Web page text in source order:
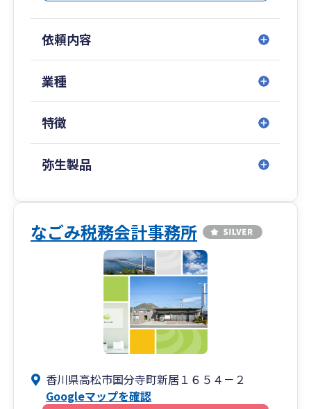
依頼内容
業種
特徴
弥生製品
なごみ税務会計事務所
香川県高松市国分寺町新居１６５４－２
Googleマップを確認